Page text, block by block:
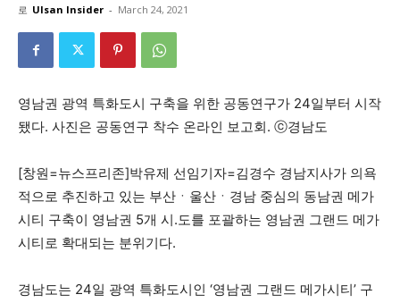
로 Ulsan Insider - March 24, 2021
영남권 광역 특화도시 구축을 위한 공동연구가 24일부터 시작
됐다. 사진은 공동연구 착수 온라인 보고회. ⓒ경남도
[창원=뉴스프리존]박유제 선임기자=김경수 경남지사가 의욕
적으로 추진하고 있는 부산ㆍ울산ㆍ경남 중심의 동남권 메가
시티 구축이 영남권 5개 시.도를 포괄하는 영남권 그랜드 메가
시티로 확대되는 분위기다.
경남도는 24일 광역 특화도시인 ‘영남권 그랜드 메가시티’ 구